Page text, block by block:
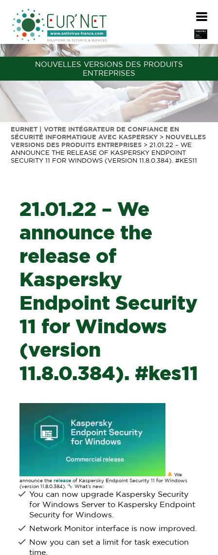
NOUVELLES VERSIONS DES PRODUITS
ENTREPRISES
EURNET | VOTRE INTÉGRATEUR DE CONFIANCE EN
SÉCURITÉ INFORMATIQUE AVEC KASPERSKY > NOUVELLES
VERSIONS DES PRODUITS ENTREPRISES >21.01.22 – WE
ANNOUNCE THE RELEASE OF KASPERSKY ENDPOINT
SECURITY 11 FOR WINDOWS (VERSION 11.8.0.384). #KES11
21.01.22 – We
announce the
release of
Kaspersky
Endpoint Security
11 for Windows
(version
11.8.0.384). #kes11
We
announce therelease of Kaspersky Endpoint Security 11 for Windows
(version 11.8.0.384).
What’s new:
You can now upgrade Kaspersky Security
for Windows Server to Kaspersky Endpoint
Security for Windows.
Network Monitor interface is now improved.
Now you can set a limit for task execution
time.